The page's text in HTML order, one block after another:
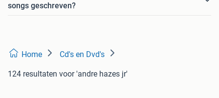
songs geschreven?
Home Cd's en Dvd's
124 resultaten voor 'andre hazes jr'